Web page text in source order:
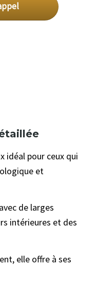
idéal pour ceux qui
et
de larges
intérieures et des
elle offre à ses